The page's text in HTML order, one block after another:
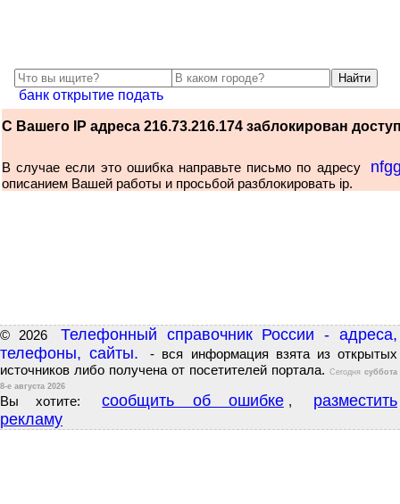
банк открытие подать
С Вашего IP адреса 216.73.216.174 заблокирован
В случае если это ошибка направьте письмо по адресу
описанием Вашей работы и просьбой разблокировать ip.
© 2026
Телефонный справочник России - адреса,
телефоны, сайты.
- вся информация взята из открытых
источников либо получена от посетителей портала. Сегодня суббота
8-е августа 2026
Вы хотите: сообщить об ошибке ,
разместить
рекламу